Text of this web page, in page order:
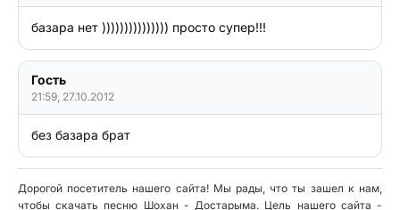
базара нет ))))))))))))))) просто супер!!!
Гость
21:59, 27.10.2012
Дорогой посетитель нашего сайта! Мы рады, что ты зашел к нам,
чтобы скачать песню Шохан - Достарыма. Цель нашего сайта -